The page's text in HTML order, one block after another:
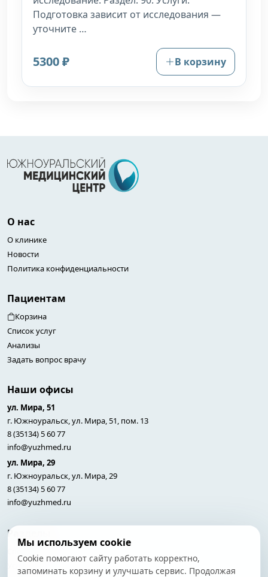
Подготовка зависит от исследования —
уточните …
5300 ₽ В корзину
О нас
О клинике
Новости
Политика конфиденциальности
Пациентам
Корзина
Список услуг
Анализы
Задать вопрос врачу
Наши офисы
ул. Мира, 51
г. Южноуральск, ул. Мира, 51, пом. 13
8 (35134) 5 60 77
info@yuzhmed.ru
ул. Мира, 29
г. Южноуральск, ул. Мира, 29
8 (35134) 5 60 77
info@yuzhmed.ru
Разделы
Мы используем cookie
Cookie помогают сайту работать корректно,
запоминать корзину и улучшать сервис. Продолжая